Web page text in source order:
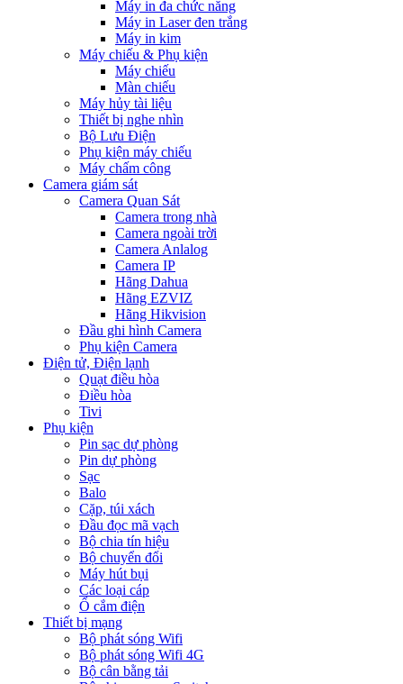
Máy in đa chức năng
Máy in Laser đen trắng
Máy in kim
Máy chiếu & Phụ kiện
Máy chiếu
Màn chiếu
Máy hủy tài liệu
Thiết bị nghe nhìn
Bộ Lưu Điện
Phụ kiện máy chiếu
Máy chấm công
Camera giám sát
Camera Quan Sát
Camera trong nhà
Camera ngoài trời
Camera Anlalog
Camera IP
Hãng Dahua
Hãng EZVIZ
Hãng Hikvision
Đầu ghi hình Camera
Phụ kiện Camera
Điện tử, Điện lạnh
Quạt điều hòa
Điều hòa
Tivi
Phụ kiện
Pin sạc dự phòng
Pin dự phòng
Sạc
Balo
Cặp, túi xách
Đầu đọc mã vạch
Bộ chia tín hiệu
Bộ chuyển đổi
Máy hút bụi
Các loại cáp
Ổ cắm điện
Thiết bị mạng
Bộ phát sóng Wifi
Bộ phát sóng Wifi 4G
Bộ cân bằng tải